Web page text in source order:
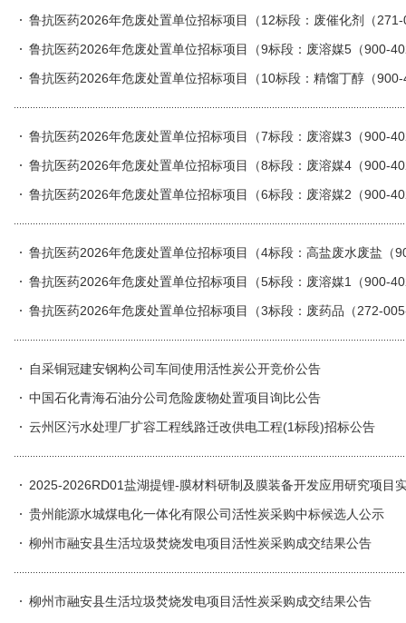
鲁抗医药2026年危废处置单位招标项目（12标段：废催化剂（
鲁抗医药2026年危废处置单位招标项目（9标段：废溶媒5（900-
鲁抗医药2026年危废处置单位招标项目（10标段：精馏丁醇（
鲁抗医药2026年危废处置单位招标项目（7标段：废溶媒3（900-
鲁抗医药2026年危废处置单位招标项目（8标段：废溶媒4（900-
鲁抗医药2026年危废处置单位招标项目（6标段：废溶媒2（900-
鲁抗医药2026年危废处置单位招标项目（4标段：高盐废水废盐
鲁抗医药2026年危废处置单位招标项目（5标段：废溶媒1（900-
鲁抗医药2026年危废处置单位招标项目（3标段：废药品（272-
（900-041-49）、废机械油（900-218-0
自采铜冠建安钢构公司车间使用活性炭公开竞价公告
中国石化青海石油分公司危险废物处置项目询比公告
云州区污水处理厂扩容工程线路迁改供电工程(1标段)招标公告
2025-2026RD01盐湖提锂-膜材料研制及膜装备开发应用研究项目
贵州能源水城煤电化一体化有限公司活性炭采购中标候选人公示
柳州市融安县生活垃圾焚烧发电项目活性炭采购成交结果公告
柳州市融安县生活垃圾焚烧发电项目活性炭采购成交结果公告